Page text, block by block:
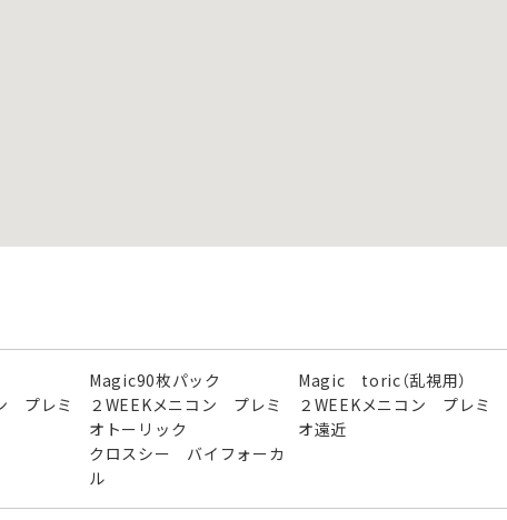
Magic90枚パック Magic toric（乱視用）
プレミ
２WEEKメニコン プレミ
オトーリック
２WEEKメニコン プレミ
オ遠近
クロスシー バイフォーカ
ル